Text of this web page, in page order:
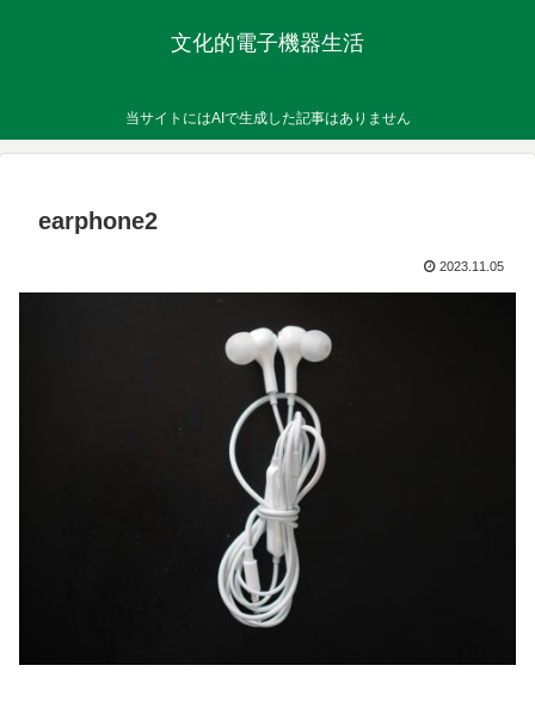
文化的電子機器生活
当サイトにはAIで生成した記事はありません
earphone2
2023.11.05